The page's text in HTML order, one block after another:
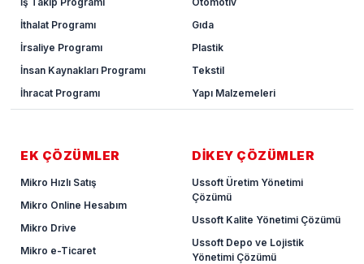
İthalat Programı
İrsaliye Programı
İnsan Kaynakları Programı
İhracat Programı
Gıda
Plastik
Tekstil
Yapı Malzemeleri
EK ÇÖZÜMLER
Mikro Hızlı Satış
Mikro Online Hesabım
Mikro Drive
Mikro e-Ticaret
DİKEY ÇÖZÜMLER
Ussoft Üretim Yönetimi
Çözümü
Ussoft Kalite Yönetimi Çözümü
Ussoft Depo ve Lojistik
Yönetimi Çözümü